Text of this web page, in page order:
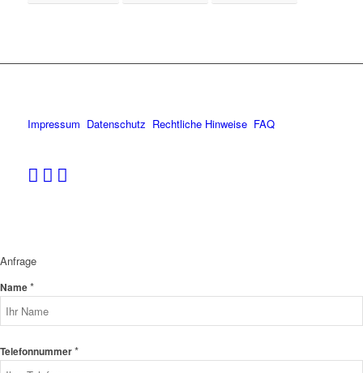
Impressum Datenschutz Rechtliche Hinweise FAQ
Anfrage
Name*
Telefonnummer*